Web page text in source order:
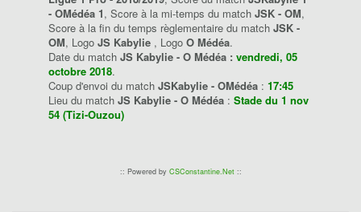
- OMédéa 1, Score à la mi-temps du match JSK - OM,
Score à la fin du temps règlementaire du match JSK -
OM, Logo JS Kabylie , Logo O Médéa.
Date du match JS Kabylie - O Médéa : vendredi, 05
octobre 2018.
Coup d'envoi du match JSKabylie - OMédéa : 17:45
Lieu du match JS Kabylie - O Médéa : Stade du 1 nov
54 (Tizi-Ouzou)
:: Powered by CSConstantine.Net::